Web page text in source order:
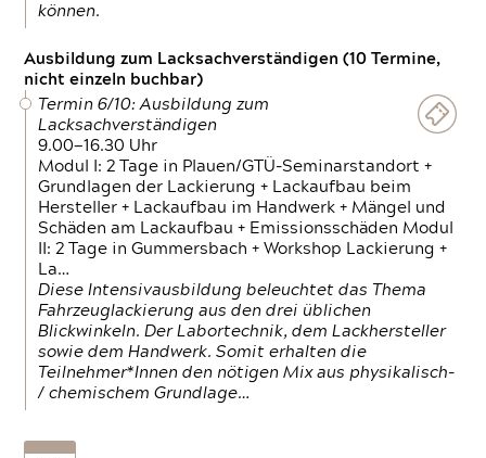
können.
Ausbildung zum Lacksachverständigen (10 Termine,
nicht einzeln buchbar)
Termin 6/10: Ausbildung zum
Lacksachverständigen
9.00—16.30 Uhr
Modul I: 2 Tage in Plauen/GTÜ-Seminarstandort +
Grundlagen der Lackierung + Lackaufbau beim
Hersteller + Lackaufbau im Handwerk + Mängel und
Schäden am Lackaufbau + Emissionsschäden Modul
II: 2 Tage in Gummersbach + Workshop Lackierung +
La…
Diese Intensivausbildung beleuchtet das Thema
Fahrzeuglackierung aus den drei üblichen
Blickwinkeln. Der Labortechnik, dem Lackhersteller
sowie dem Handwerk. Somit erhalten die
Teilnehmer*Innen den nötigen Mix aus physikalisch-
/ chemischem Grundlage…